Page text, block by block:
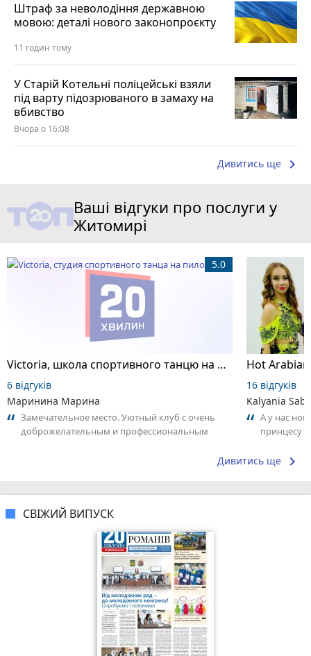
Штраф за неволодіння державною
мовою: деталі нового законопроєкту
11 годин тому
У Старій Котельні поліцейські взяли
під варту підозрюваного в замаху на
вбивство
Вчора о 16:08
Дивитись ще keyboard_arrow_right
Ваші відгуки про послуги у
Житомирі
Victoria, школа спортивного танцю на пілоні
5.0
6 відгуків
Маринина Марина
Замечательное место. Уютный клуб с очень
доброжелательным и профессиональным
16 відгуків
Kalyania
А у нас
принцесу
Дивитись ще keyboard_arrow_right
СВІЖИЙ ВИПУСК